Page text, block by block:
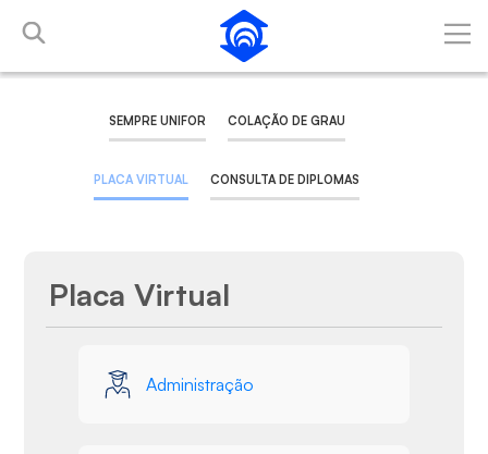
Pular para o Conteúdo principal
SEMPRE UNIFOR COLAÇÃO DE GRAU
PLACA VIRTUAL CONSULTA DE DIPLOMAS
Placa Virtual
Administração